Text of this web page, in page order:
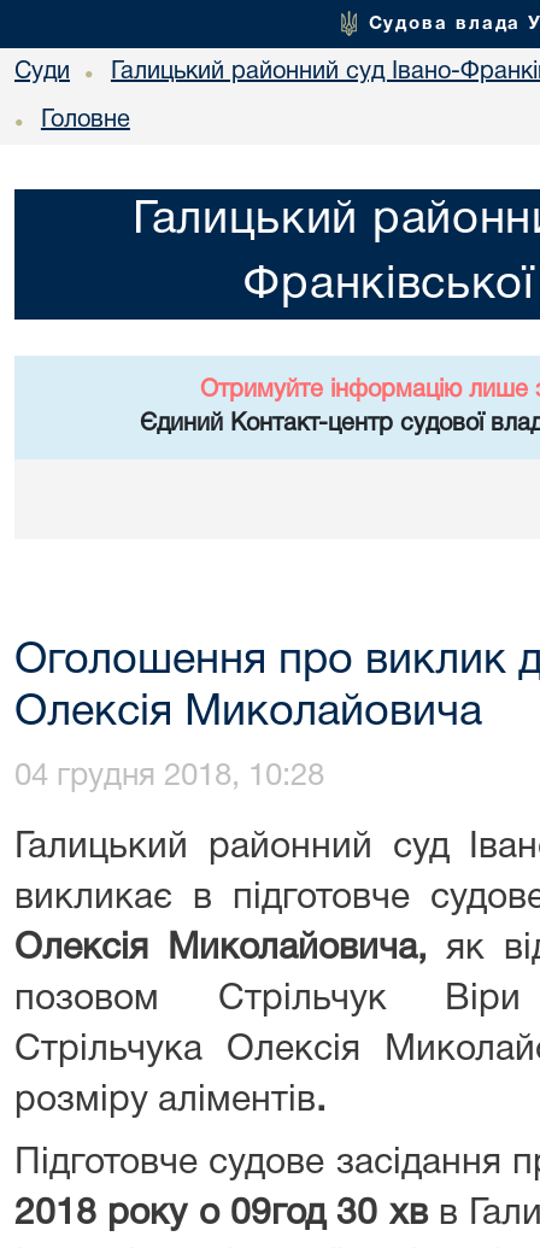
Судова влада
Суди • Галицький районний суд Івано-
• Головне
Галицький
Отримуйте інформацію лише
Єдиний Контакт-центр судової
Оголошення про виклик
Олексія Миколайовича
04 грудня 2018, 10:28
Галицький районний суд
викликає в підготовче
Олексія Миколайовича, як
позовом Стрільчук
Стрільчука Олексія
розміру аліментів.
Підготовче судове засідання
2018 року о 09год 30 хв в